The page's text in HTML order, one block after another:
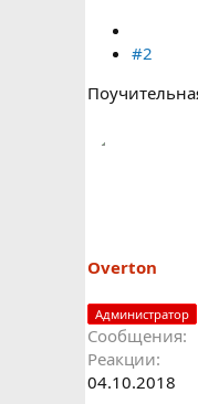
#2
Overton
Администратор
Сообщения
Реакции
04.10.2018